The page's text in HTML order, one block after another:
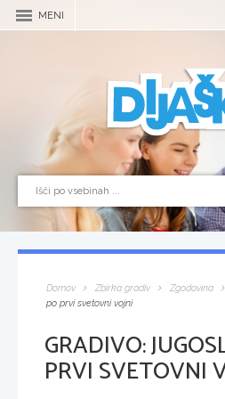
MENI
Domov Zbirka gradiv Zgodovina
po prvi svetovni vojni
GRADIVO:
PRVI SVETOVNI